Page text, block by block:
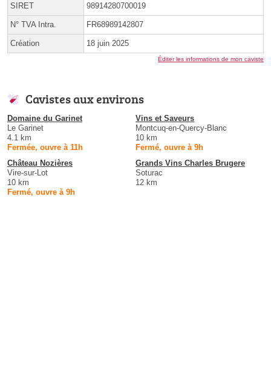
SIRET 98914280700019
N° TVA Intra. FR68989142807
Création 18 juin 2025
Éditer les informations de mon caviste
Cavistes aux environs
Domaine du Garinet
Le Garinet
4.1 km
Fermée, ouvre à 11h
Vins et Saveurs
Montcuq-en-Quercy-Blanc
10 km
Fermé, ouvre à 9h
Château Nozières
Vire-sur-Lot
10 km
Fermé, ouvre à 9h
Grands Vins Charles Brugere
Soturac
12 km